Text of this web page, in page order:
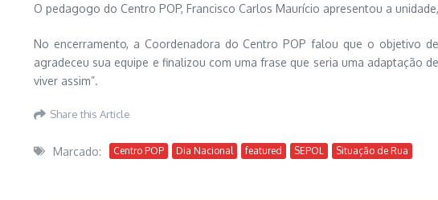
O pedagogo do Centro POP, Francisco Carlos Maurício apresentou a
No encerramento, a Coordenadora do Centro POP falou que o objetivo
agradeceu sua equipe e finalizou com uma frase que seria uma adaptação
viver assim”.
Share this Article
Marcado: Centro POP Dia Nacional featured SEPOL Situação de Rua